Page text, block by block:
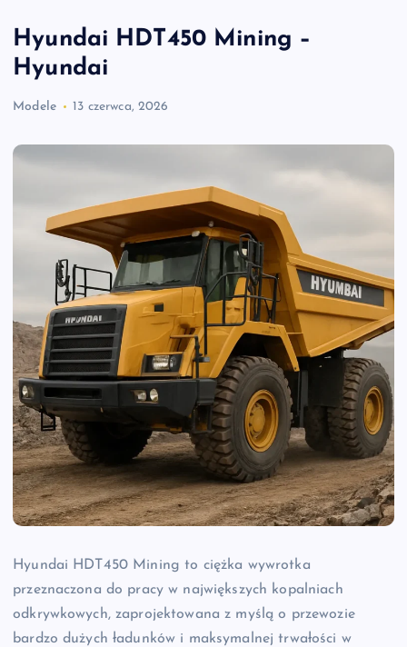
Hyundai HDT450 Mining –
Hyundai
Modele 13 czerwca, 2026
Hyundai HDT450 Mining to ciężka wywrotka
przeznaczona do pracy w największych kopalniach
odkrywkowych, zaprojektowana z myślą o przewozie
bardzo dużych ładunków i maksymalnej trwałości w